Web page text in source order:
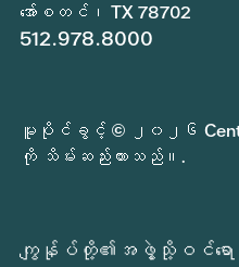
အော်စတင်၊ TX 78702
512.978.8000
မူပိုင်ခွင့် © ၂၀၂၆
ကို သိမ်းဆည်းထားသည်။.
ကျွန်ုပ်တို့၏အဖွဲ့သို့ဝင်ရော